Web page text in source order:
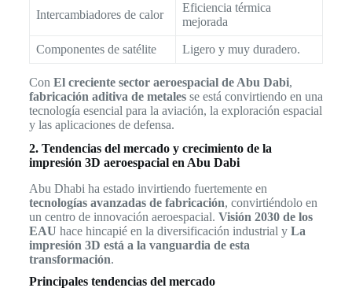
Intercambiadores de calor
Eficiencia térmica
mejorada
Componentes de satélite Ligero y muy duradero.
Con El creciente sector aeroespacial de Abu Dabi,
fabricación aditiva de metalesse está convirtiendo en una
tecnología esencial para la aviación, la exploración espacial
y las aplicaciones de defensa.
2. Tendencias del mercado y crecimiento de la
impresión 3D aeroespacial en Abu Dabi
Abu Dhabi ha estado invirtiendo fuertemente en
tecnologías avanzadas de fabricación, convirtiéndolo en
un centro de innovación aeroespacial. Visión 2030 de los
EAU hace hincapié en la diversificación industrial y La
impresión 3D está a la vanguardia de esta
transformación.
Principales tendencias del mercado